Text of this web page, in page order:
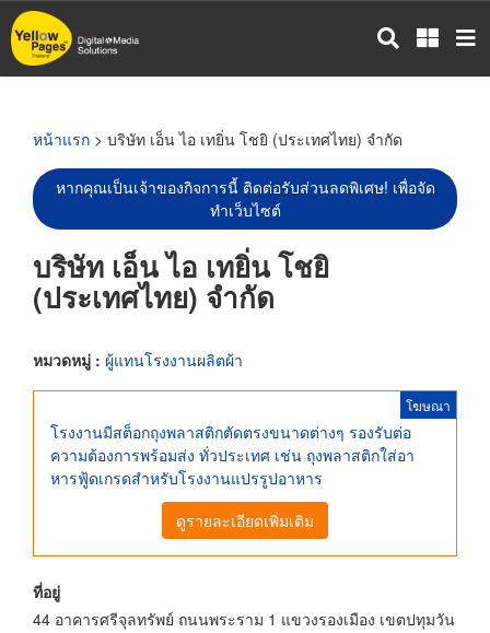
ข้าม
ไป
หน้าแรก > บริษัท เอ็น ไอ เทยิ่น โชยิ (ประเทศไทย) จำกัด
หากคุณเป็นเจ้าของกิจการนี้ ติดต่อรับส่วนลดพิเศษ! เพื่อจัด
ทำเว็บไซต์
บริษัท เอ็น ไอ เทยิ่น โชยิ
(ประเทศไทย) จำกัด
หมวดหมู่ : ผู้แทนโรงงานผลิตผ้า
โฆษณา
โรงงานมีสต็อกถุงพลาสติกตัดตรงขนาดต่างๆ รองรับต่อ
ความต้องการพร้อมส่ง ทั่วประเทศ เช่น ถุงพลาสติกใส่อา
หารฟู้ดเกรดสำหรับโรงงานแปรรูปอาหาร
ดูรายละเอียดเพิ่มเติม
ที่อยู่
44 อาคารศรีจุลทรัพย์ ถนนพระราม 1 แขวงรองเมือง เขตปทุมวัน